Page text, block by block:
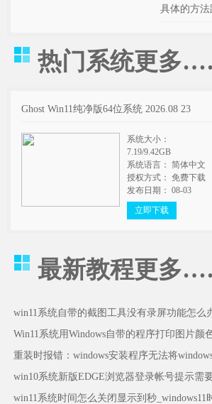
具体的方法
热门系统更多
Ghost Win11纯净版64位系统 2026.08 23
系统大小：
7.19/9.42GB
系统语言： 简体中文
授权方式： 免费下载
发布日期： 08-03
立即下载
最新教程更多
win11系统自带的截图工具没有录屏功能怎么
Win11系统用Windows自带的程序打印图片颜
win10系统新版EDGE浏览器登录帐号提示需
win11系统时间怎么关闭显示到秒_windows11